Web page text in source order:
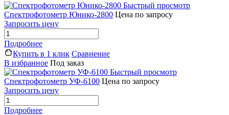
Быстрый просмотр
Спектрофотометр Юнико-2800 Цена по запросу
Запросить цену
Подробнее
Купить в 1 клик Сравнение
В избранное Под заказ
Быстрый просмотр
Спектрофотометр УФ-6100 Цена по запросу
Запросить цену
Подробнее